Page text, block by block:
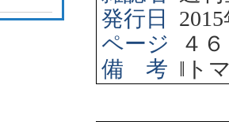
発行日
2015
ページ
４
備 考 ‖ ト